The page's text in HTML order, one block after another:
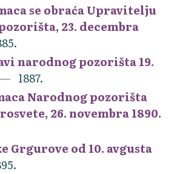
se obraća Upravitelju
23. decembra
narodnog pozorišta 19.
1887.
Narodnog pozorišta
26. novembra 1890.
Grgurove od 10. avgusta